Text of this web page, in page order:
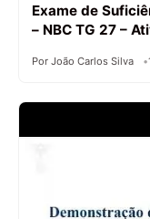
Exame de
– NBC TG 27 –
Por João Carlos Silva